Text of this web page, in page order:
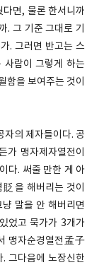
면, 물론 한서니까
. 그 기준 그대로 기
. 그러면 반고는 스
사람이 그렇게 하는
함을 보여주는 것이
의 제자들이다. 공
가 맹자제자열전이
다. 써줄 만한 게 아
을 해버리는 것이
말을 안 해버리면
었고 묵가가 3개가
맹자순경열전孟子
그다음에 노장신한